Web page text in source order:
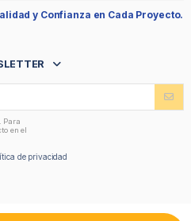
y Confianza en Cada Proyecto.
Para
en el
de privacidad